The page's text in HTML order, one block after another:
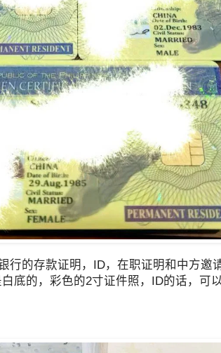
的存款证明，ID，在职证明和中方邀
底的，彩色的2寸证件照，ID的话，可